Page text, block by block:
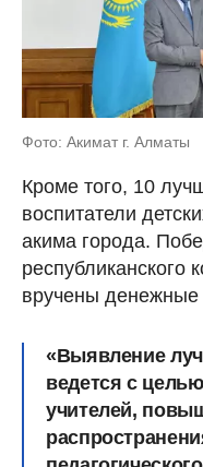
Фото: Акимат г. Алматы
Кроме того, 10
воспитатели
акима города.
республиканского
вручены денежные
«Выявление
ведется с
учителей,